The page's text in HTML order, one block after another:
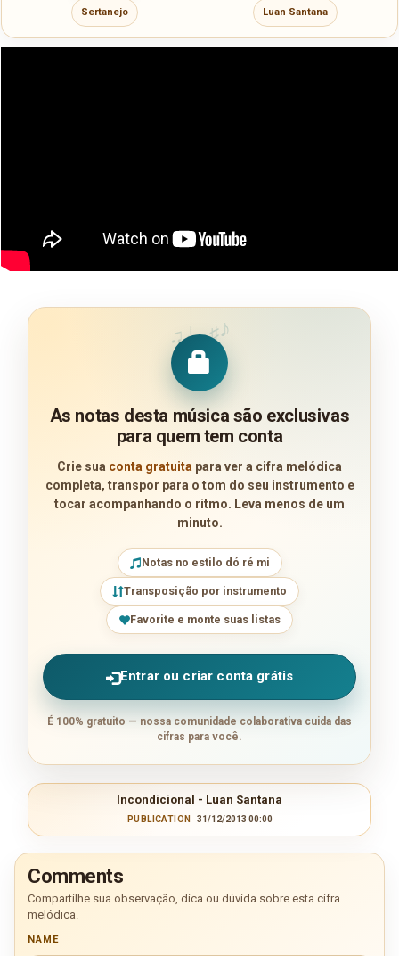
Sertanejo Luan Santana
♫♩♯♪
As notas desta música são exclusivas
para quem tem conta
Crie sua conta gratuita para ver a cifra melódica
completa, transpor para o tom do seu instrumento e
tocar acompanhando o ritmo. Leva menos de um
minuto.
Notas no estilo dó ré mi
Transposição por instrumento
Favorite e monte suas listas
Entrar ou criar conta grátis
É 100% gratuito — nossa comunidade colaborativa cuida das
cifras para você.
Incondicional - Luan Santana
PUBLICATION 31/12/2013 00:00
Comments
Compartilhe sua observação, dica ou dúvida sobre esta cifra
melódica.
NAME